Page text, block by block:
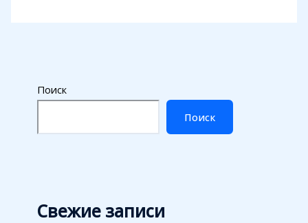
Поиск
Поиск
Свежие записи